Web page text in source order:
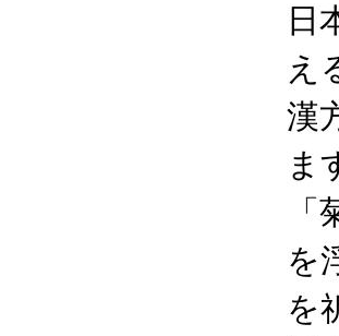
日
え
漢
ま
を
を